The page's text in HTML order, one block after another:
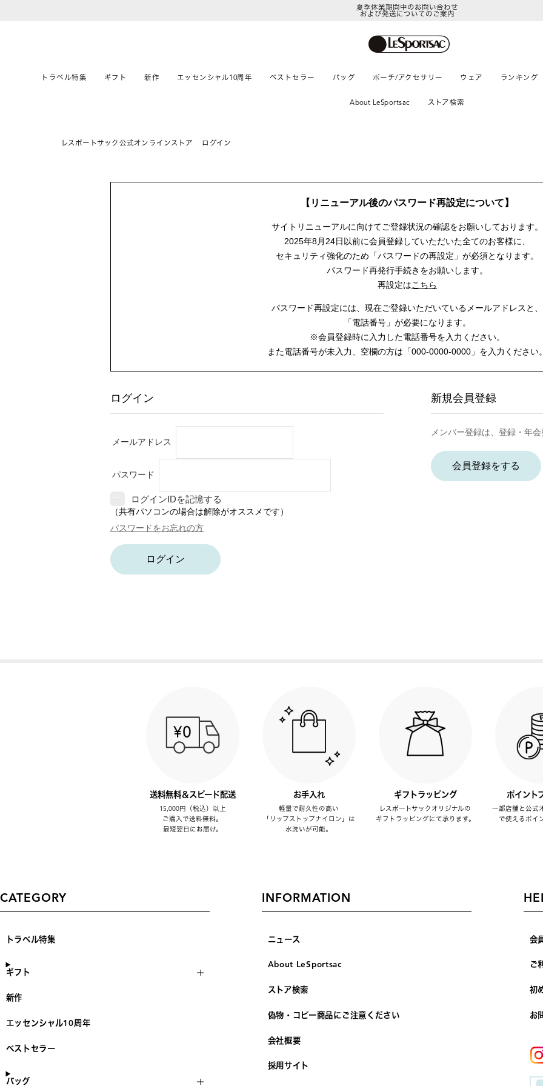
夏季休業期間中のお問い合わせ
および発送についてのご案内
トラベル特集 ギフト 新作 エッセンシャル10周年 ベストセラー バッグ ポーチ/アクセサリー ウェア ランキング
About LeSportsac ストア検索
レスポートサック公式オンラインストア ログイン
【リニューアル後のパスワード再設定について】
サイトリニューアルに向けてご登録状況の確認をお願いしております。
2025年8月24日以前に会員登録していただいた全てのお客様に、
セキュリティ強化のため「パスワードの再設定」が必須となります。
パスワード再発行手続きをお願いします。
再設定はこちら
パスワード再設定には、 現在ご登録いただいているメールアドレスと、
「電話番号」が必要になります。
※会員登録時に入力した電話番号を入力ください。
また電話番号が未入力、空欄の方は 「000-0000-0000」を入力ください。
ログイン
メールアドレス
パスワード
ログインIDを記憶する
（共有パソコンの場合は解除がオススメです）
パスワードをお忘れの方
ログイン
新規会員登録
メンバー登録は、登録・年会
会員登録をする
送料無料＆スピード配送
15,000円（税込）以上
ご購入で送料無料。
最短翌日にお届け。
お手入れ
軽量で耐久性の高い
「リップストップナイロン」は
水洗いが可能。
ギフトラッピング
レスポートサックオリジナルの
ギフトラッピングにて承ります。
ポイント
一部店舗と公式
で使えるポイ
CATEGORY
トラベル特集
ギフト
新作
エッセンシャル10周年
ベストセラー
バッグ
INFORMATION
ニュース
About LeSportsac
ストア検索
偽物・コピー商品にご注意ください
会社概要
採用サイト
会
ご
初
お